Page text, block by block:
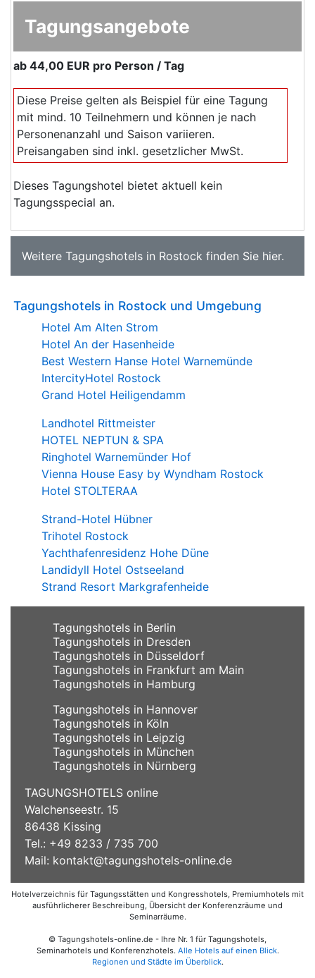
Tagungsangebote
ab 44,00 EUR pro Person / Tag
Diese Preise gelten als Beispiel für eine Tagung
mit mind. 10 Teilnehmern und können je nach
Personenanzahl und Saison variieren.
Preisangaben sind inkl. gesetzlicher MwSt.
Dieses Tagungshotel bietet aktuell kein
Tagungsspecial an.
Weitere Tagungshotels in Rostock finden Sie hier.
Tagungshotels in Rostock und Umgebung
Hotel Am Alten Strom
Hotel An der Hasenheide
Best Western Hanse Hotel Warnemünde
IntercityHotel Rostock
Grand Hotel Heiligendamm
Landhotel Rittmeister
HOTEL NEPTUN & SPA
Ringhotel Warnemünder Hof
Vienna House Easy by Wyndham Rostock
Hotel STOLTERAA
Strand-Hotel Hübner
Trihotel Rostock
Yachthafenresidenz Hohe Düne
Landidyll Hotel Ostseeland
Strand Resort Markgrafenheide
Tagungshotels in Berlin
Tagungshotels in Dresden
Tagungshotels in Düsseldorf
Tagungshotels in Frankfurt am Main
Tagungshotels in Hamburg
Tagungshotels in Hannover
Tagungshotels in Köln
Tagungshotels in Leipzig
Tagungshotels in München
Tagungshotels in Nürnberg
TAGUNGSHOTELS online
Walchenseestr. 15
86438 Kissing
Tel.: +49 8233 / 735 700
Mail: kontakt@tagungshotels-online.de
Hotelverzeichnis für Tagungsstätten und Kongresshotels, Premiumhotels mit
ausführlicherer Beschreibung, Übersicht der Konferenzräume und
Seminarräume.
© Tagungshotels-online.de - Ihre Nr. 1 für Tagungshotels,
Seminarhotels und Konferenzhotels. Alle Hotels auf einen Blick.
Regionen und Städte im Überblick.